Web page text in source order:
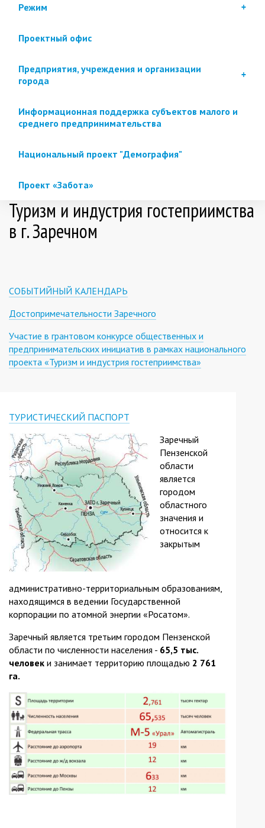
Режим
Проектный офис
Предприятия, учреждения и организации
города
Информационная поддержка субъектов малого и
среднего предпринимательства
Национальный проект "Демография"
Проект «Забота»
Туризм и индустрия гостеприимства
в г. Заречном
СОБЫТИЙНЫЙ КАЛЕНДАРЬ
Достопримечательности Заречного
Участие в грантовом конкурсе общественных и
предпринимательских инициатив в рамках национального
проекта «Туризм и индустрия гостеприимства»
ТУРИСТИЧЕСКИЙ ПАСПОРТ
Заречный
Пензенской
области
является
городом
областного
значения и
относится к
закрытым
административно-территориальным образованиям,
находящимся в ведении Государственной
корпорации по атомной энергии «Росатом».
Заречный является третьим городом Пензенской
области по численности населения - 65,5 тыс.
человек и занимает территорию площадью 2 761
га.